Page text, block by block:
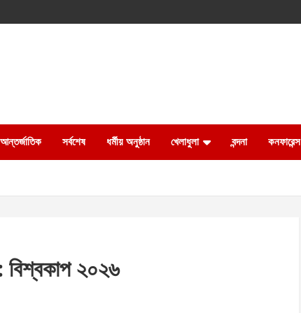
আন্তর্জাতিক সর্বশেষ ধর্মীয় অনুষ্ঠান খেলাধুলা বন্দনা কনফারেন্স
বিশ্বকাপ ২০২৬